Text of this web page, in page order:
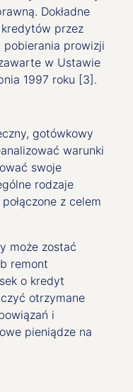
Dokładne
przez
pobierania prowizji
w Ustawie
1997 roku [3].
gotówkowy
warunki
swoje
rodzaje
z celem
może zostać
remont
o kredyt
otrzymane
i
pieniądze na